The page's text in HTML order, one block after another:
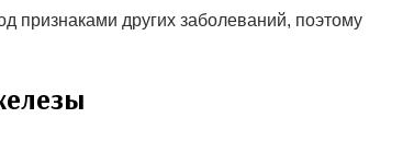
других заболеваний, поэтому